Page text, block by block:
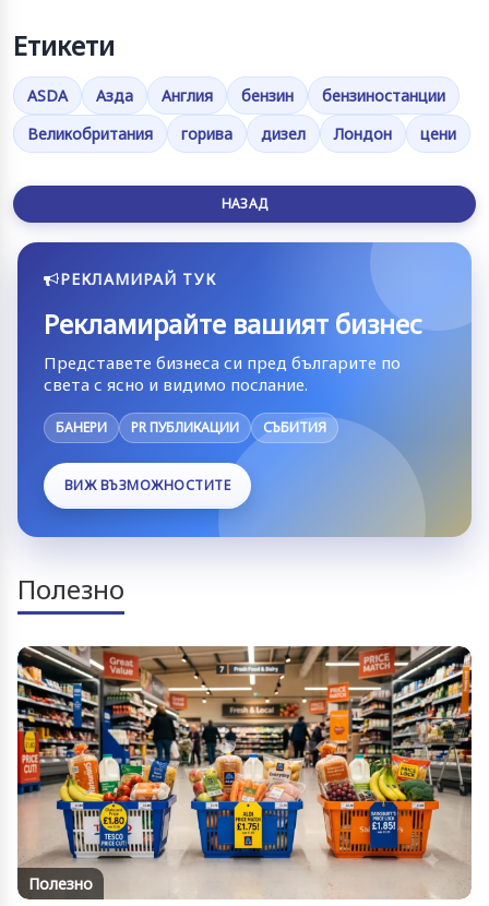
Етикети
ASDA Азда Англия бензин
бензиностанции
Великобритания
горива дизел Лондон цени
НАЗАД
РЕКЛАМИРАЙ ТУК
Рекламирайте вашият бизнес
Представете бизнеса си пред българите по
света с ясно и видимо послание.
БАНЕРИ PR ПУБЛИКАЦИИ СЪБИТИЯ
ВИЖ ВЪЗМОЖНОСТИТЕ
Полезно
Полезно